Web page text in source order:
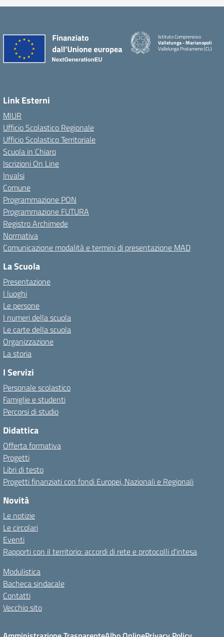
Istituto Comprensivo
Vallelunga - Marianopoli
Vallelunga Pratameno (CL)
Link Esterni
MIUR
Ufficio Scolastico Regionale
Ufficio Scolastico Territoriale
Scuola in Chiaro
Iscrizioni On Line
Invalsi
Comune
Programmazione PON
Programmazione FUTURA
Registro Archimede
Normativa
Comunicazione modalità e termini di presentazione MAD
La Scuola
Presentazione
I luoghi
Le persone
I numeri della scuola
Le carte della scuola
Organizzazione
La storia
I Servizi
Personale scolastico
Famiglie e studenti
Percorsi di studio
Didattica
Offerta formativa
Progetti
Libri di testo
Progetti finanziati con fondi Europei, Nazionali e Regionali
Novità
Le notizie
Le circolari
Eventi
Rapporti con il territorio: accordi di rete e protocolli d’intesa
Modulistica
Bacheca sindacale
Contatti
Vecchio sito